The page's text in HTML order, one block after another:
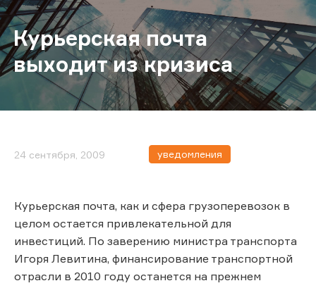
Курьерская почта
выходит из кризиса
24 сентября, 2009 уведомления
Курьерская почта, как и сфера грузоперевозок в
целом остается привлекательной для
инвестиций. По заверению министра транспорта
Игоря Левитина, финансирование транспортной
отрасли в 2010 году останется на прежнем